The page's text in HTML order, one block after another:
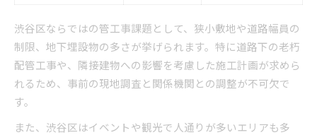
渋谷区ならではの管工事課題として、狭小敷地や道路幅員の
制限、地下埋設物の多さが挙げられます。特に道路下の老朽
配管工事や、隣接建物への影響を考慮した施工計画が求めら
れるため、事前の現地調査と関係機関との調整が不可欠で
す。
また、渋谷区はイベントや観光で人通りが多いエリアも多